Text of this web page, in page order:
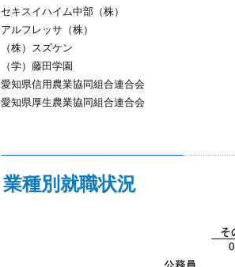
セキスイハイム中部（株）
アルフレッサ（株）
（株）スズケン
（学）藤田学園
愛知県信用農業協同組合連合会
愛知県厚生農業協同組合連合会
業種別就職状況